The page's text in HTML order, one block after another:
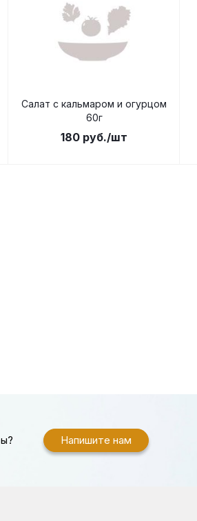
Салат с кальмаром и огурцом
60г
180 руб./шт
Напишите нам